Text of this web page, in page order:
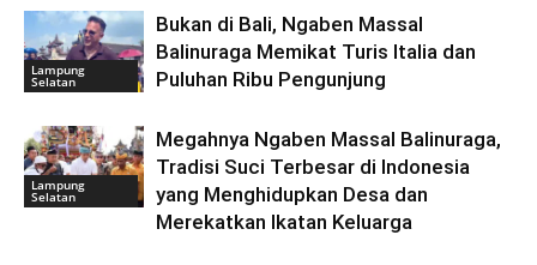
Lampung
Selatan
Bukan di Bali, Ngaben Massal
Balinuraga Memikat Turis Italia dan
Puluhan Ribu Pengunjung
Lampung
Selatan
Megahnya Ngaben Massal Balinuraga,
Tradisi Suci Terbesar di Indonesia
yang Menghidupkan Desa dan
Merekatkan Ikatan Keluarga